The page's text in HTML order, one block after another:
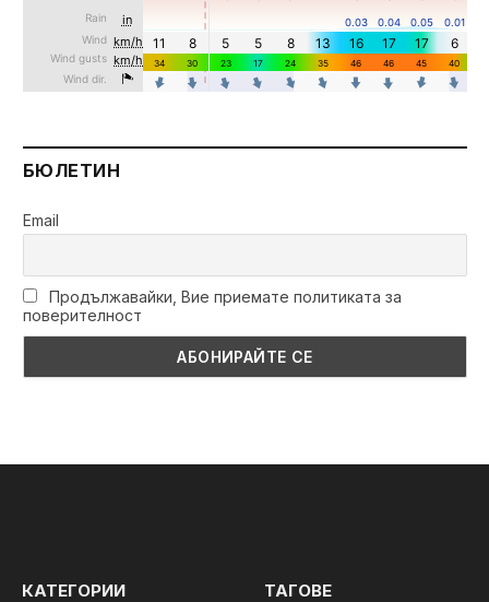
БЮЛЕТИН
Email
Продължавайки, Вие приемате политиката за
поверителност
КАТЕГОРИИ ТАГОВЕ